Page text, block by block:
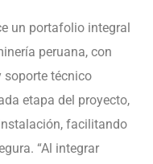
un portafolio integral
peruana, con
soporte técnico
etapa del proyecto,
facilitando
“Al integrar